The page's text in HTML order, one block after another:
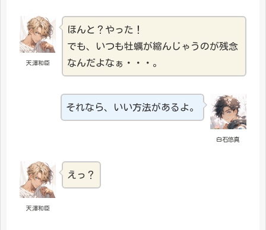
天澤和臣
ほんと？やった！
でも、いつも牡蠣が縮んじゃうのが残念
なんだよなぁ・・・。
白石悠真
それなら、いい方法があるよ。
天澤和臣
えっ？